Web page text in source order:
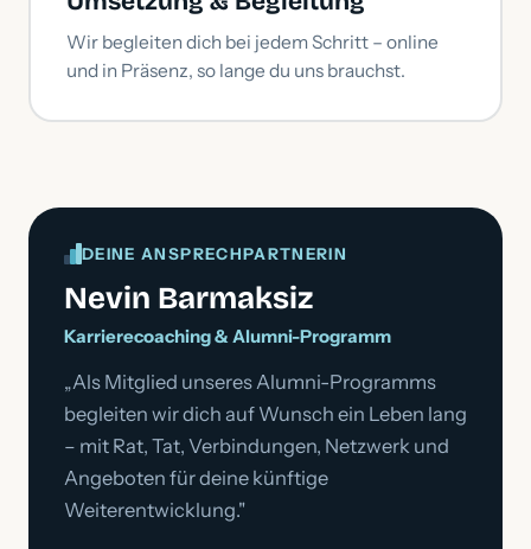
Wir begleiten dich bei jedem Schritt – online
und in Präsenz, so lange du uns brauchst.
DEINE ANSPRECHPARTNERIN
Nevin Barmaksiz
Karrierecoaching & Alumni-Programm
„Als Mitglied unseres Alumni-Programms
begleiten wir dich auf Wunsch ein Leben lang
– mit Rat, Tat, Verbindungen, Netzwerk und
Angeboten für deine künftige
Weiterentwicklung."